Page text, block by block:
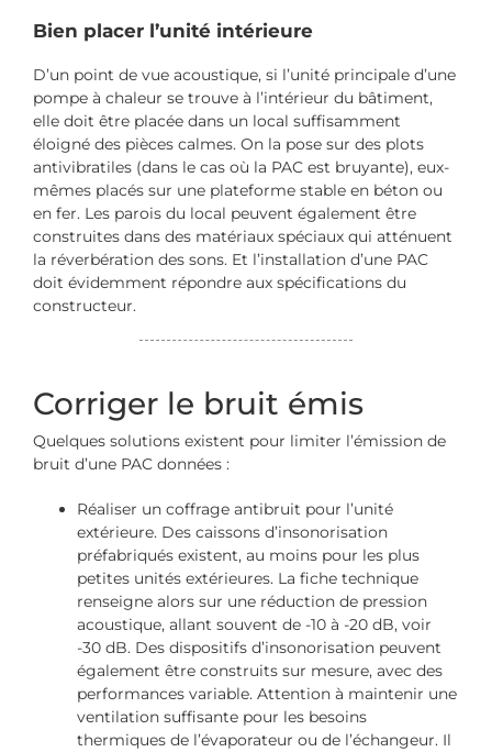
Bien placer l’unité intérieure
D’un point de vue acoustique, si l’unité principale d’une
pompe à chaleur se trouve à l’intérieur du bâtiment,
elle doit être placée dans un local suffisamment
éloigné des pièces calmes. On la pose sur des plots
antivibratiles (dans le cas où la PAC est bruyante), eux-
mêmes placés sur une plateforme stable en béton ou
en fer. Les parois du local peuvent également être
construites dans des matériaux spéciaux qui atténuent
la réverbération des sons. Et l’installation d’une PAC
doit évidemment répondre aux spécifications du
constructeur.
Corriger le bruit émis
Quelques solutions existent pour limiter l’émission de
bruit d’une PAC données :
Réaliser un coffrage antibruit pour l’unité
extérieure. Des caissons d’insonorisation
préfabriqués existent, au moins pour les plus
petites unités extérieures. La fiche technique
renseigne alors sur une réduction de pression
acoustique, allant souvent de -10 à -20 dB, voir
-30 dB. Des dispositifs d’insonorisation peuvent
également être construits sur mesure, avec des
performances variable. Attention à maintenir une
ventilation suffisante pour les besoins
thermiques de l’évaporateur ou de l’échangeur. Il